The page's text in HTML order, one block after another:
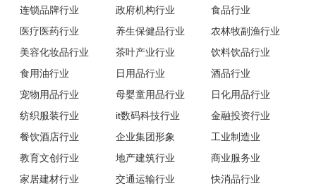
连锁品牌行业 政府机构行业
食品行业
医疗医药行业
养生保健品行业
农林牧副渔行业
美容化妆品行业
茶叶产业行业
饮料饮品行业
食用油行业
日用品行业
酒品行业
宠物用品行业
母婴童用品行业
日化用品行业
纺织服装行业
it数码科技行业
金融投资行业
餐饮酒店行业
企业集团形象
工业制造业
教育文创行业
地产建筑行业
商业服务业
家居建材行业
交通运输行业
快消品行业